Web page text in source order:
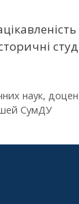
наук,
СумДУ